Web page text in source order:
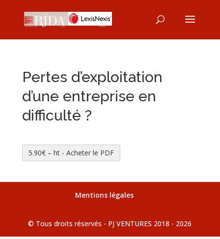
Pertes d’exploitation
d’une entreprise en
difficulté ?
5.90€ – ht - Acheter le PDF
Mentions légales
© Tous droits réservés - PJ VENTURES 2018 - 2026